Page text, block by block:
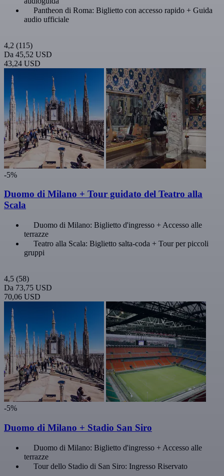
Pantheon di Roma: Biglietto con accesso rapido + Guida
audio ufficiale
4,2 (115)
Da 45,52 USD
43,24 USD
-5%
Duomo di Milano + Tour guidato del Teatro alla
Scala
Duomo di Milano: Biglietto d'ingresso + Accesso alle
terrazze
Teatro alla Scala: Biglietto salta-coda + Tour per piccoli
gruppi
4,5 (58)
Da 73,75 USD
70,06 USD
-5%
Duomo di Milano + Stadio San Siro
Duomo di Milano: Biglietto d'ingresso + Accesso alle
terrazze
Tour dello Stadio di San Siro: Ingresso Riservato